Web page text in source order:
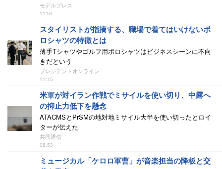
モデルプレス
11:54
スタイリストが指摘する、職場で着てはいけないポ
ロシャツの特徴とは
薄手Tシャツやゴルフ用ポロシャツはビジネスシーンに不向
きだという
プレジデントオンライン
11:15
米軍が対イラン作戦でミサイルを使い切り、中露へ
の抑止力低下を懸念
ATACMSとPrSMの地対地ミサイル大半を使い切ったとロイ
ターが伝えた
共同通信
08:53
ミュージカル「ケロロ軍曹」が音楽担当の降板と交